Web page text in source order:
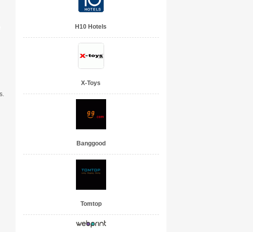
H10 Hotels
X-Toys
Banggood
Tomtop